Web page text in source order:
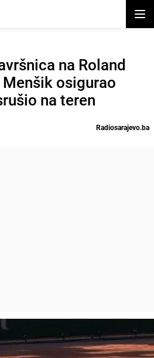
na Roland
osigurao
na teren
Radiosarajevo.ba